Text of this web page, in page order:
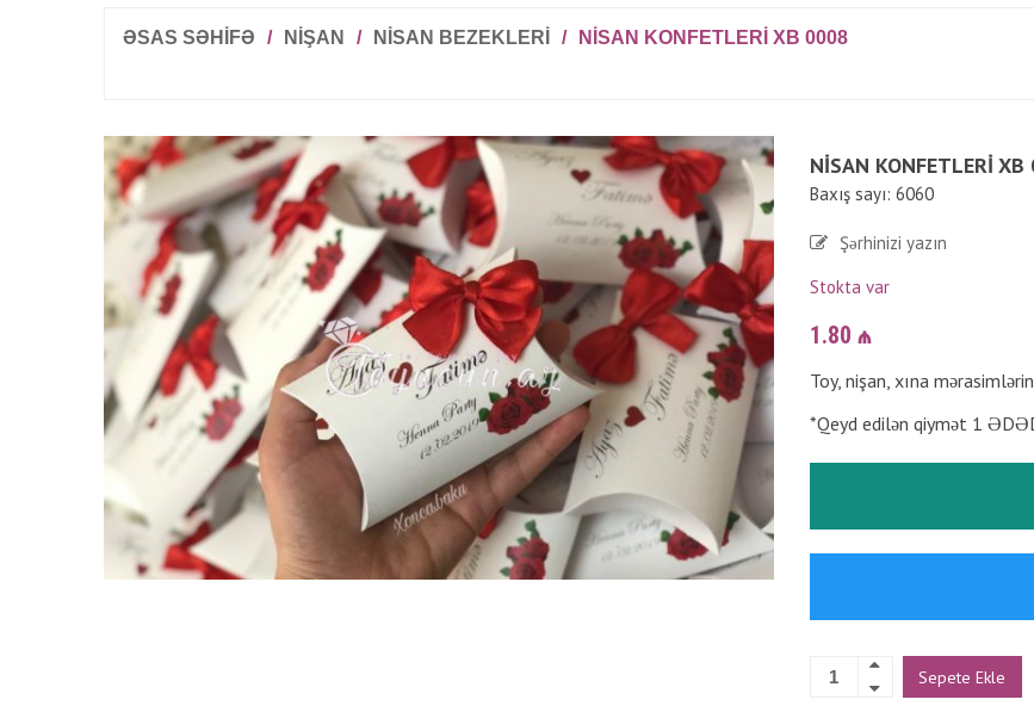
ƏSAS SƏHİFƏ / NIŞAN / NISAN BEZEKLERI / NISAN KONFETLERI XB 0008
NISAN KONFETLERI XB
Baxış sayı: 6060
Şərhinizi yazın
Stokta var
1.80 ₼
Toy, nişan, xına
*Qeyd edilən qiymət 1
Sepete Ekle